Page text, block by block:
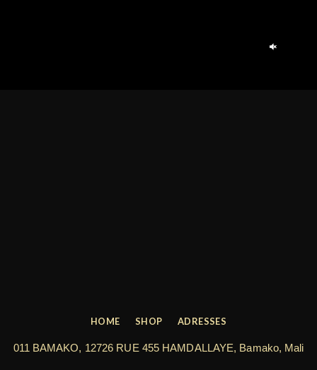
011 BAMAKO, 12726 RUE 455 HAMDALLAYE, Bamako, Mali
HOME SHOP ADRESSES